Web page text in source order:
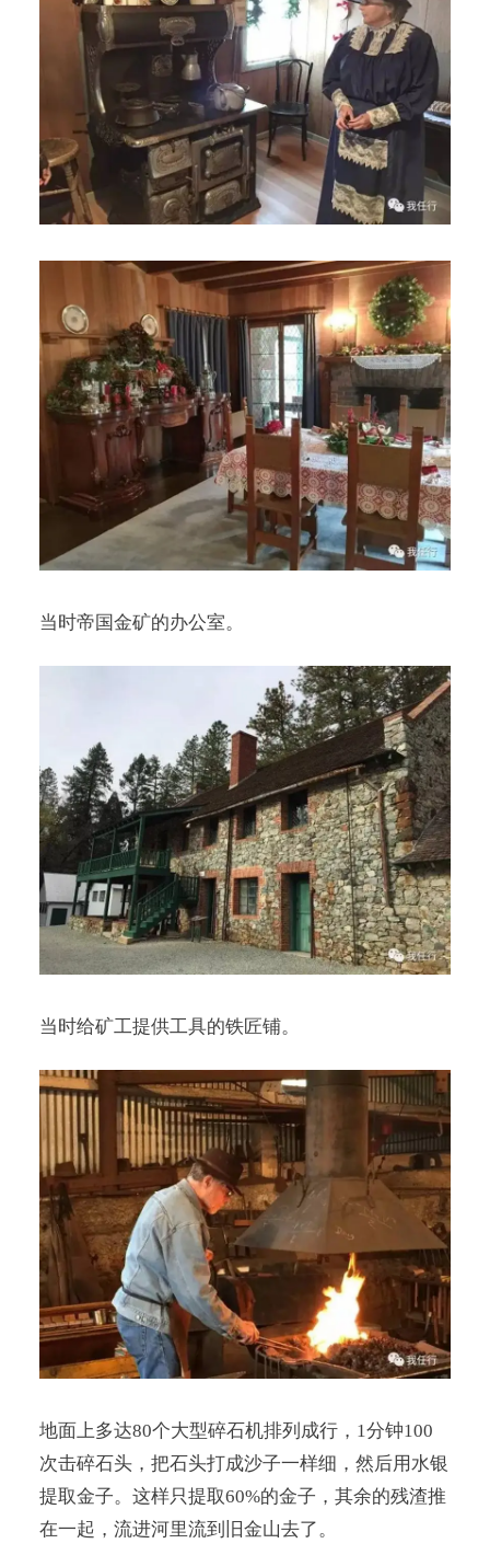
当时帝国金矿的办公室。
当时给矿工提供工具的铁匠铺。
地面上多达80个大型碎石机排列成行，1分钟100
次击碎石头，把石头打成沙子一样细，然后用水银
提取金子。这样只提取60%的金子，其余的残渣推
在一起，流进河里流到旧金山去了。